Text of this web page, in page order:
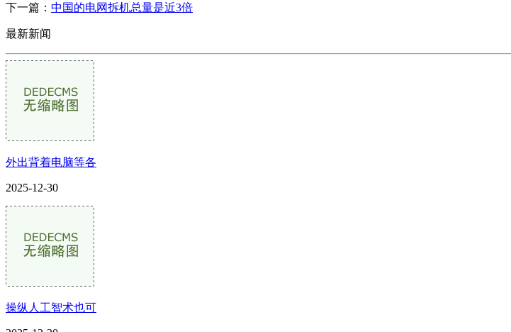
下一篇： 中国的电网拆机总量是近3倍
最新新闻
外出背着电脑等各
2025-12-30
操纵人工智术也可